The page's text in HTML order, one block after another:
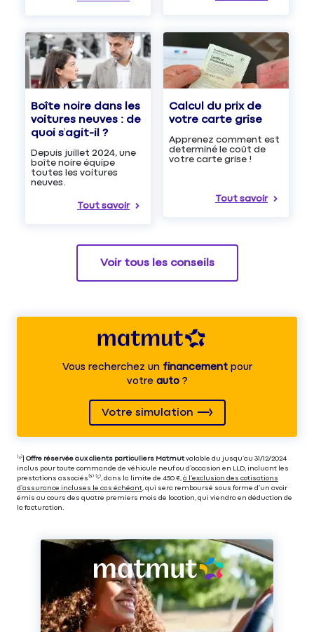
Boîte noire dans les
voitures neuves : de
quoi s’agit-il ?
Depuis juillet 2024, une
boîte noire équipe
toutes les voitures
neuves.
Tout savoir
Calcul du prix de
votre carte grise
Apprenez comment est
determiné le coût de
votre carte grise !
Tout savoir
Voir tous les conseils
Vous recherchez unfinancementpour
votre auto?
Votre simulation
⁽⁴⁾| Offre réservée aux clients particuliers Matmut valable du jusqu’au 31/12/2024
inclus pour toute commande de véhicule neuf ou d’occasion en LLD, incluant les
prestations associés⁽³⁾ ⁽⁵⁾, dans la limite de 450 €, à l’exclusion des cotisations
d’assurance incluses le cas échéant, qui sera remboursé sous forme d’un avoir
émis au cours des quatre premiers mois de location, qui viendra en déduction de
la facturation.